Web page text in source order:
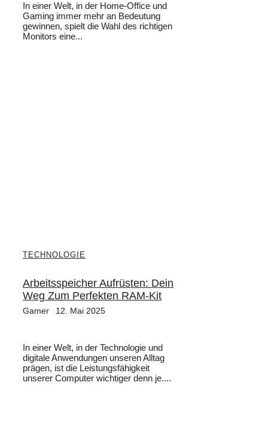
In einer Welt, in der Home-Office und
Gaming immer mehr an Bedeutung
gewinnen, spielt die Wahl des richtigen
Monitors eine...
TECHNOLOGIE
Arbeitsspeicher Aufrüsten: Dein
Weg Zum Perfekten RAM-Kit
Gamer 12. Mai 2025
In einer Welt, in der Technologie und
digitale Anwendungen unseren Alltag
prägen, ist die Leistungsfähigkeit
unserer Computer wichtiger denn je....